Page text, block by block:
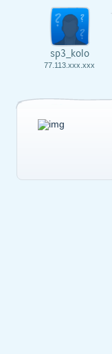
sp3_kolo
77.113.xxx.xxx